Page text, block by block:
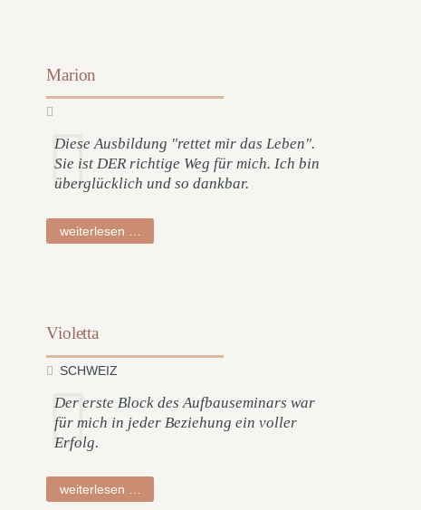
Marion
Diese Ausbildung "rettet mir das Leben".
Sie ist DER richtige Weg für mich. Ich bin
überglücklich und so dankbar.
weiterlesen …
Violetta
SCHWEIZ
Der erste Block des Aufbauseminars war
für mich in jeder Beziehung ein voller
Erfolg.
weiterlesen …